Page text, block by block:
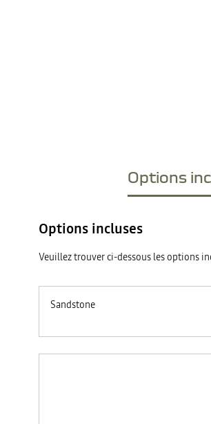
Options
Options incluses
Veuillez trouver ci-dessous les options
Sandstone